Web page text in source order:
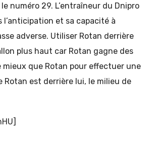
numéro 29. L’entraîneur du Dnipro
l’anticipation et sa capacité à
adverse. Utiliser Rotan derrière
plus haut car Rotan gagne des
que Rotan pour effectuer une
Rotan est derrière lui, le milieu de